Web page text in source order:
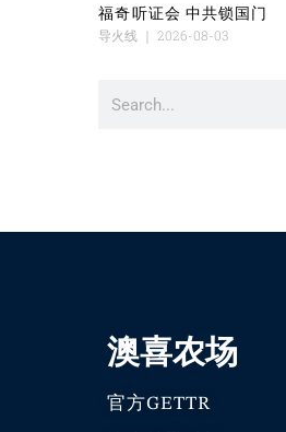
福奇听证会 中共锁国门
导火线
2026-08-03
澳喜农场
官方GETTR